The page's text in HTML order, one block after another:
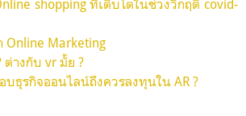
shopping ที่เติบโตในช่วงวิกฤติ covid-
Online Marketing
ต่างกับ vr มั้ย ?
บธุรกิจออนไลน์ถึงควรลงทุนใน AR ?